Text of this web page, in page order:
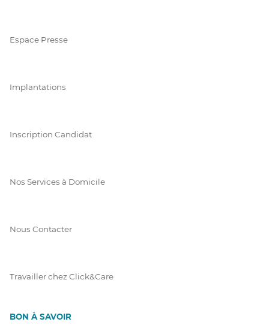
Espace Presse
Implantations
Inscription Candidat
Nos Services à Domicile
Nous Contacter
Travailler chez Click&Care
BON À SAVOIR